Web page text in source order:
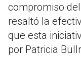
compromiso
resaltó la
que esta
por Patricia